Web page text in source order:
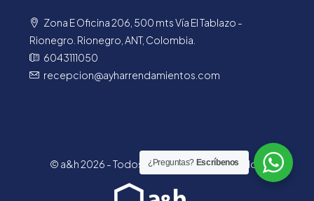
Zona E Oficina 206, 500 mts Vía El Tablazo -
Rionegro. Rionegro, ANT, Colombia.
6043111050
recepcion@ayharrendamientos.com
© a&h 2026 - Todos los derechos reservados.
¿Preguntas? Escríbenos